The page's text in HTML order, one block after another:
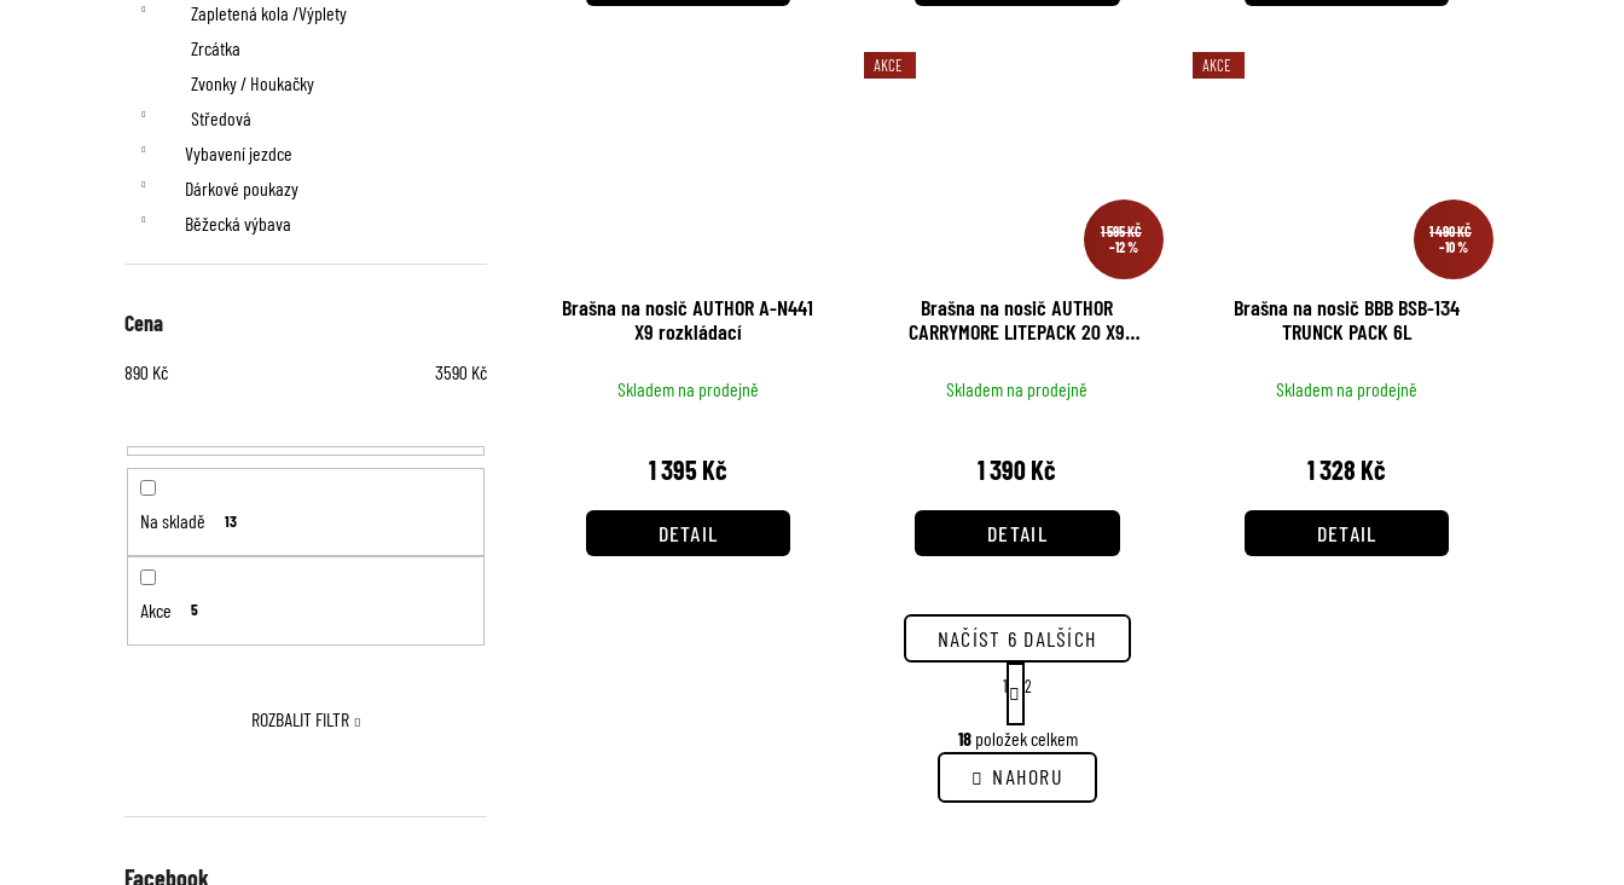
Zapletená kola /Výplety
Zrcátka
Zvonky / Houkačky
Středová
Vybavení jezdce
Dárkové poukazy
Běžecká výbava
Cena
890 Kč 3590 Kč
Na skladě 13
Akce 5
ROZBALIT FILTR
Facebook
Brašna na nosič AUTHOR A-N441
X9 rozkládací
Skladem na prodejně
1 395 Kč
DETAIL
AKCE
1 595 KČ
–12 %
Brašna na nosič AUTHOR
CARRYMORE LITEPACK 20 X9
Skladem na prodejně
1 390 Kč
DETAIL
AKCE
1 490 KČ
–10 %
Brašna na nosič BBB BSB-134
TRUNCK PACK 6L
Skladem na prodejně
1 328 Kč
DETAIL
O
v
l
á
NAČÍST 6 DALŠÍCH
S
t
r
á
n
k
o
1 2
18položek celkem
NAHORU